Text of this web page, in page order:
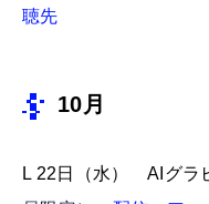
聴先
10月
L 22日（水） AIグラ